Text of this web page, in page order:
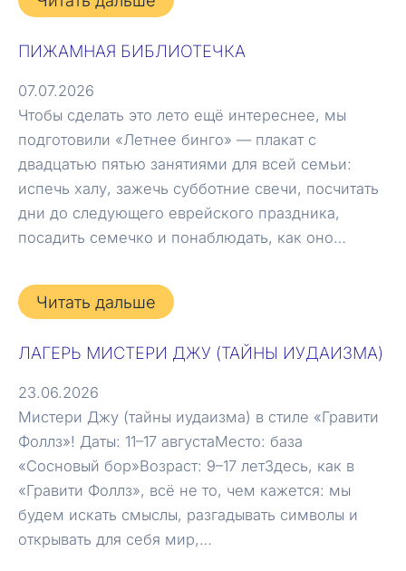
ПИЖАМНАЯ БИБЛИОТЕЧКА
07.07.2026
Чтобы сделать это лето ещё интереснее, мы
подготовили «Летнее бинго» — плакат с
двадцатью пятью занятиями для всей семьи:
испечь халу, зажечь субботние свечи, посчитать
дни до следующего еврейского праздника,
посадить семечко и понаблюдать, как оно…
Читать дальше
ЛАГЕРЬ МИСТЕРИ ДЖУ (ТАЙНЫ ИУДАИЗМА)
23.06.2026
Мистери Джу (тайны иудаизма) в стиле «Гравити
Фоллз»! Даты: 11–17 августаМесто: база
«Сосновый бор»Возраст: 9–17 летЗдесь, как в
«Гравити Фоллз», всё не то, чем кажется: мы
будем искать смыслы, разгадывать символы и
открывать для себя мир,…